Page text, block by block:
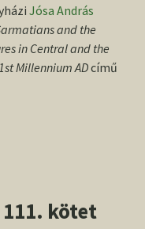
Jósa András
and the
in Central and the
Millennium ADcímű
Temesváron
kötet